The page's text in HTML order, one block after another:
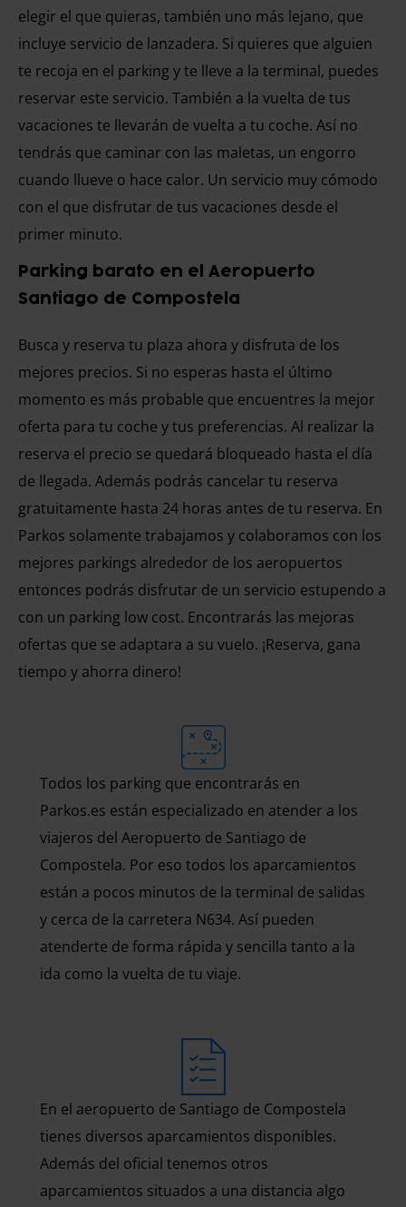
elegir el que quieras, también uno más lejano, que
incluye servicio de lanzadera. Si quieres que alguien
te recoja en el parking y te lleve a la terminal, puedes
reservar este servicio. También a la vuelta de tus
vacaciones te llevarán de vuelta a tu coche. Así no
tendrás que caminar con las maletas, un engorro
cuando llueve o hace calor. Un servicio muy cómodo
con el que disfrutar de tus vacaciones desde el
primer minuto.
Parking barato en el Aeropuerto
Santiago de Compostela
Busca y reserva tu plaza ahora y disfruta de los
mejores precios. Si no esperas hasta el último
momento es más probable que encuentres la mejor
oferta para tu coche y tus preferencias. Al realizar la
reserva el precio se quedará bloqueado hasta el día
de llegada. Además podrás cancelar tu reserva
gratuitamente hasta 24 horas antes de tu reserva. En
Parkos solamente trabajamos y colaboramos con los
mejores parkings alrededor de los aeropuertos
entonces podrás disfrutar de un servicio estupendo a
con un parking low cost. Encontrarás las mejoras
ofertas que se adaptara a su vuelo. ¡Reserva, gana
tiempo y ahorra dinero!
Todos los parking que encontrarás en
Parkos.es están especializado en atender a los
viajeros del Aeropuerto de Santiago de
Compostela. Por eso todos los aparcamientos
están a pocos minutos de la terminal de salidas
y cerca de la carretera N634. Así pueden
atenderte de forma rápida y sencilla tanto a la
ida como la vuelta de tu viaje.
En el aeropuerto de Santiago de Compostela
tienes diversos aparcamientos disponibles.
Además del oficial tenemos otros
aparcamientos situados a una distancia algo